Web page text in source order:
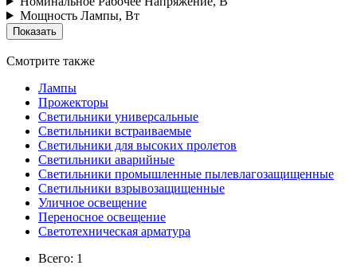
Мощность Лампы, Вт
Смотрите также
Лампы
Прожекторы
Светильники универсальные
Светильники встраиваемые
Светильники для высоких пролетов
Светильники аварийные
Светильники промышленные пылевлагозащищенные
Светильники взрывозащищенные
Уличное освещение
Переносное освещение
Светотехническая арматура
Всего: 1